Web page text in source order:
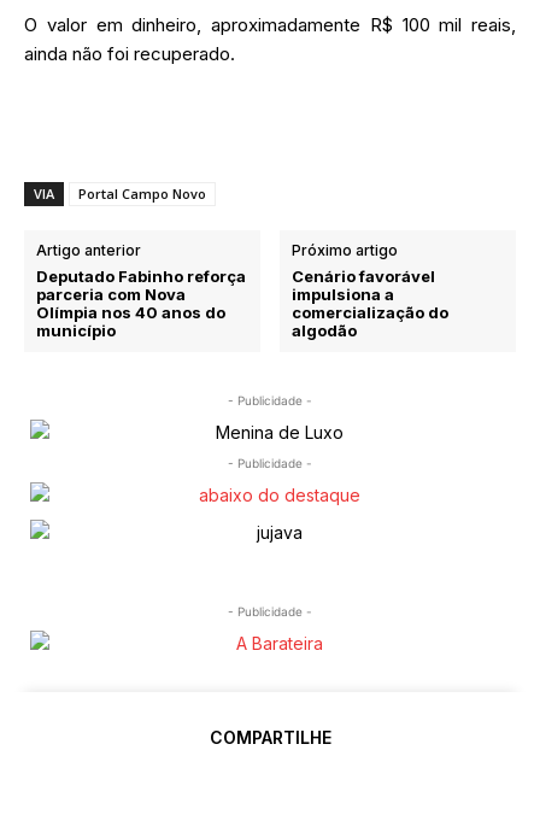
O valor em dinheiro, aproximadamente R$ 100 mil reais,
ainda não foi recuperado.
VIA Portal Campo Novo
Artigo anterior
Deputado Fabinho reforça
parceria com Nova
Olímpia nos 40 anos do
município
Próximo artigo
Cenário favorável
impulsiona a
comercialização do
algodão
- Publicidade -
- Publicidade -
- Publicidade -
COMPARTILHE